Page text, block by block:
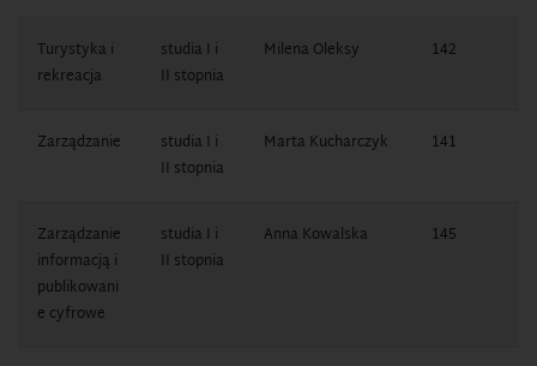
Turystyka i
rekreacja
studia I i
II stopnia
Milena Oleksy 142
Zarządzanie
studia I i
II stopnia
Marta Kucharczyk 141
Zarządzanie
informacją i
publikowani
e cyfrowe
studia I i
II stopnia
Anna Kowalska 145